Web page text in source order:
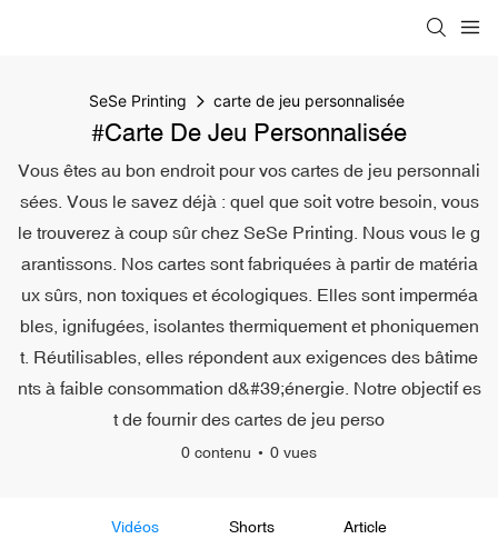
SeSe Printing carte de jeu personnalisée
#carte De Jeu Personnalisée
Vous êtes au bon endroit pour vos cartes de jeu personnali
sées. Vous le savez déjà : quel que soit votre besoin, vous
le trouverez à coup sûr chez SeSe Printing. Nous vous le g
arantissons. Nos cartes sont fabriquées à partir de matéria
ux sûrs, non toxiques et écologiques. Elles sont imperméa
bles, ignifugées, isolantes thermiquement et phoniquemen
t. Réutilisables, elles répondent aux exigences des bâtime
nts à faible consommation d&#39;énergie. Notre objectif es
t de fournir des cartes de jeu perso
0 contenu 0 vues
Vidéos Shorts Article